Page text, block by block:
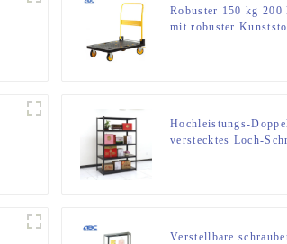
Robuster 150 kg 200
mit robuster
Hochleistungs-
verstecktes Loch-
Verstellbare